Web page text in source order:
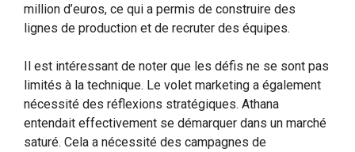
million d’euros, ce qui a permis de construire des
lignes de production et de recruter des équipes.
Il est intéressant de noter que les défis ne se sont pas
limités à la technique. Le volet marketing a également
nécessité des réflexions stratégiques. Athana
entendait effectivement se démarquer dans un marché
saturé. Cela a nécessité des campagnes de